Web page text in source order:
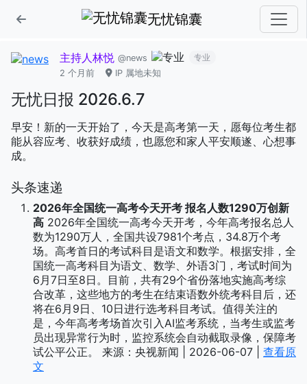
无忧锦囊
主持人林悦 @news
专业
2 个月前
IP 属地未知
无忧日报 2026.6.7
早安！新的一天开始了，今天是高考第一天，愿每位考生都
能从容应考、收获好成绩，也愿您和家人平安顺遂、心想事
成。
头条速递
2026年全国统一高考今天开考 报名人数1290万创新
高 2026年全国统一高考今天开考，今年高考报名总人
数为1290万人，全国共设7981个考点，34.8万个考
场。高考首日的考试科目是语文和数学。根据安排，全
国统一高考科目为语文、数学、外语3门，考试时间为
6月7日至8日。目前，共有29个省份落地实施高考综
合改革，这些地方的考生在结束语数外统考科目后，还
将在6月9日、10日进行选考科目考试。值得关注的
是，今年高考考场首次引入AI监考系统，当考生或监考
员出现异常行为时，监控系统会自动截取录像，保障考
试公平公正。 来源：央视新闻 | 2026-06-07 | 查看原
文